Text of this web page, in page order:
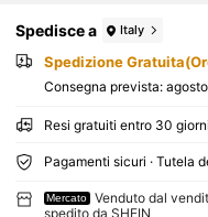
Spedisce a Italy
Spedizione
Consegna prevista:
Resi gratuiti entro 30 giorni
Pagamenti sicuri · Tutela
Mercato
Venduto dal
spedito da SHEIN